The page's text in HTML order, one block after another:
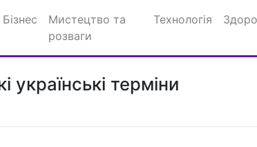
Бізнес
Мистецтво та
розваги
Технологія
терміни